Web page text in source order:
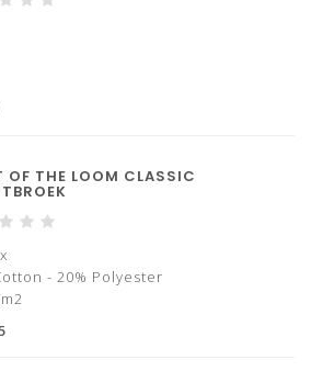
OF THE LOOM CLASSIC
- 20% Polyester